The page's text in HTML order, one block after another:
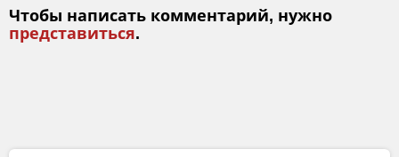
Чтобы написать комментарий, нужно
представиться.